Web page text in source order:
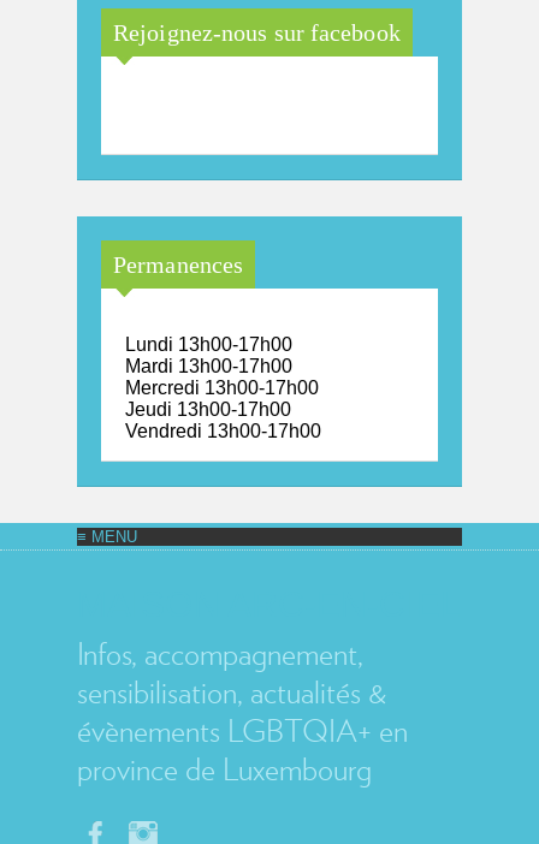
Rejoignez-nous sur facebook
Permanences
Lundi 13h00-17h00
Mardi 13h00-17h00
Mercredi 13h00-17h00
Jeudi 13h00-17h00
Vendredi 13h00-17h00
Infos, accompagnement,
sensibilisation, actualités &
évènements LGBTQIA+ en
province de Luxembourg